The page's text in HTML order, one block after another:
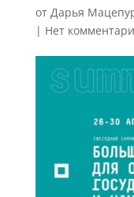
от Дарья
| Нет